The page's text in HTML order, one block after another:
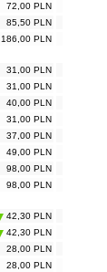
72,00 PLN
85,50 PLN
186,00 PLN
31,00 PLN
31,00 PLN
40,00 PLN
31,00 PLN
37,00 PLN
49,00 PLN
98,00 PLN
98,00 PLN
42,30 PLN
42,30 PLN
28,00 PLN
28,00 PLN